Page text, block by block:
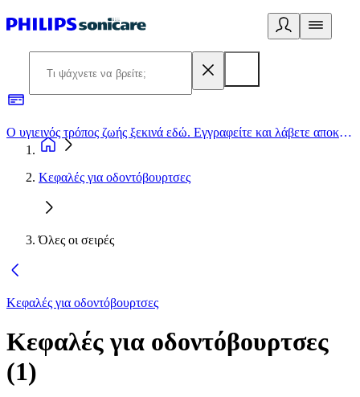
Ο υγιεινός τρόπος ζωής ξεκινά εδώ. Εγγραφείτε και λάβετε αποκλειστικές προσφορές
Κεφαλές για οδοντόβουρτσες
Όλες οι σειρές
Κεφαλές για οδοντόβουρτσες
Κεφαλές για οδοντόβουρτσες
(1)